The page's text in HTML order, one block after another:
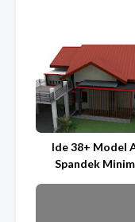
Ide 38+ Model
Spandek